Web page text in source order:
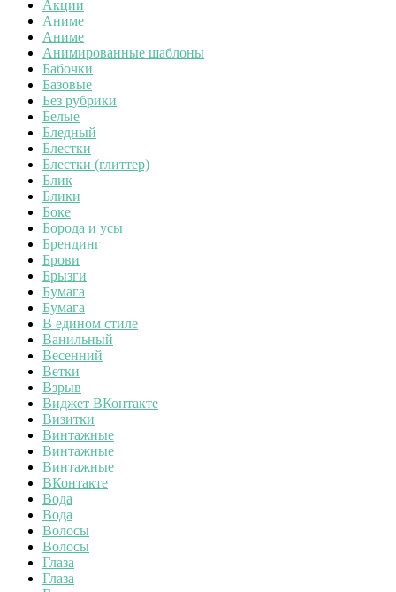
Акции
Аниме
Аниме
Анимированные шаблоны
Бабочки
Базовые
Без рубрики
Белые
Бледный
Блестки
Блестки (глиттер)
Блик
Блики
Боке
Борода и усы
Брендинг
Брови
Брызги
Бумага
Бумага
В едином стиле
Ванильный
Весенний
Ветки
Взрыв
Виджет ВКонтакте
Визитки
Винтажные
Винтажные
Винтажные
ВКонтакте
Вода
Вода
Волосы
Волосы
Глаза
Глаза